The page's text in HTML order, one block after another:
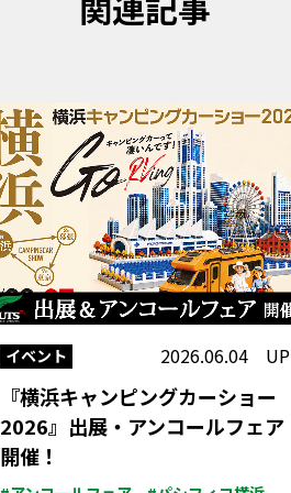
イベント 2026.06.04 UP
『横浜キャンピングカーショー
2026』出展・アンコールフェア
開催！